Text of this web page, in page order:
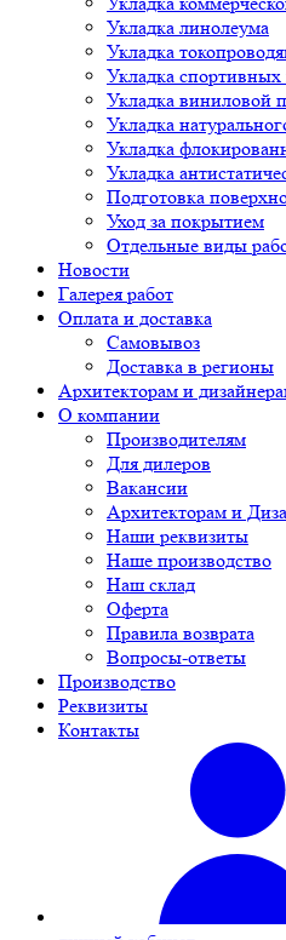
Укладка линолеума
Укладка
Укладка
Укладка виниловой
Укладка
Укладка
Укладка
Подготовка
Уход за покрытием
Отдельные виды
Новости
Галерея работ
Оплата и доставка
Самовывоз
Доставка в регионы
Архитекторам и
О компании
Производителям
Для дилеров
Вакансии
Архитекторам и
Наши реквизиты
Наше производство
Наш склад
Оферта
Правила возврата
Вопросы-ответы
Производство
Реквизиты
Контакты